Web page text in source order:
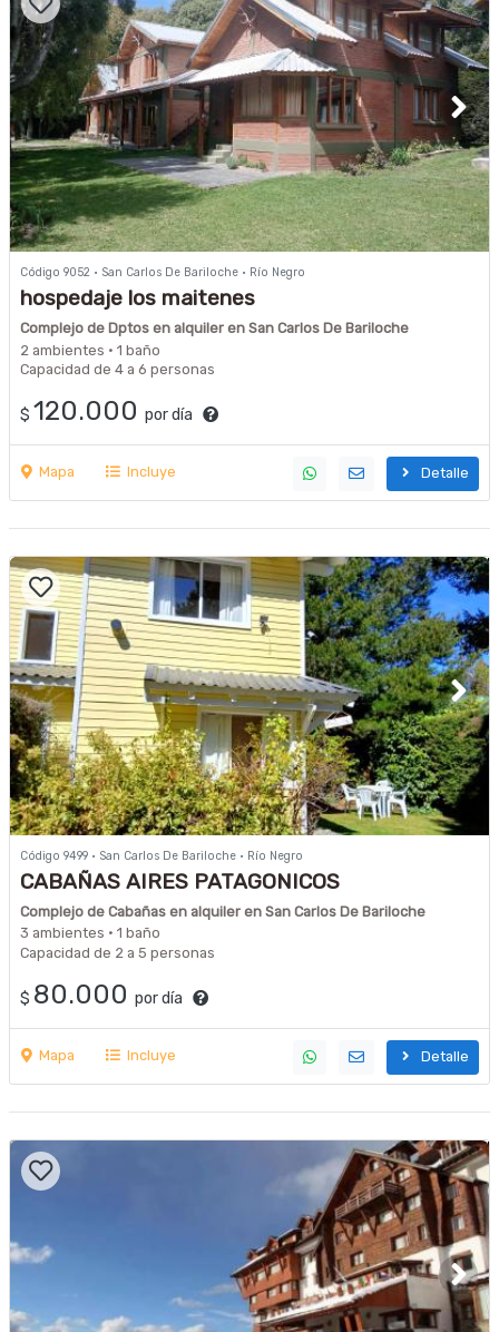
Código 9052 · San Carlos De Bariloche · Río Negro
hospedaje los maitenes
Complejo de Dptos en alquiler en San Carlos De Bariloche
2 ambientes · 1 baño
Capacidad de 4 a 6 personas
$ 120.000 por día
Mapa Incluye Detalle
Código 9499 · San Carlos De Bariloche · Río Negro
CABAÑAS AIRES PATAGONICOS
Complejo de Cabañas en alquiler en San Carlos De Bariloche
3 ambientes · 1 baño
Capacidad de 2 a 5 personas
$ 80.000 por día
Mapa Incluye Detalle